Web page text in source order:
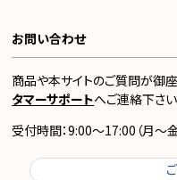
お問い合わせ
商品や本サイトのご質問が御座
タマーサポートへご連絡下さい
受付時間：9:00～17:00（月～金